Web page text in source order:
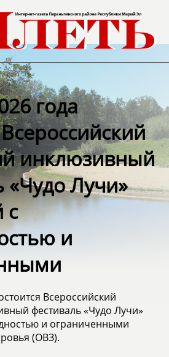
года
инклюзивный
«Чудо Лучи»
с
и
Всероссийский
фестиваль «Чудо Лучи»
и ограниченными
(ОВЗ).